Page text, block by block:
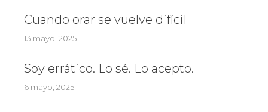
Cuando orar se vuelve difícil
13 mayo, 2025
Soy errático. Lo sé. Lo acepto.
6 mayo, 2025